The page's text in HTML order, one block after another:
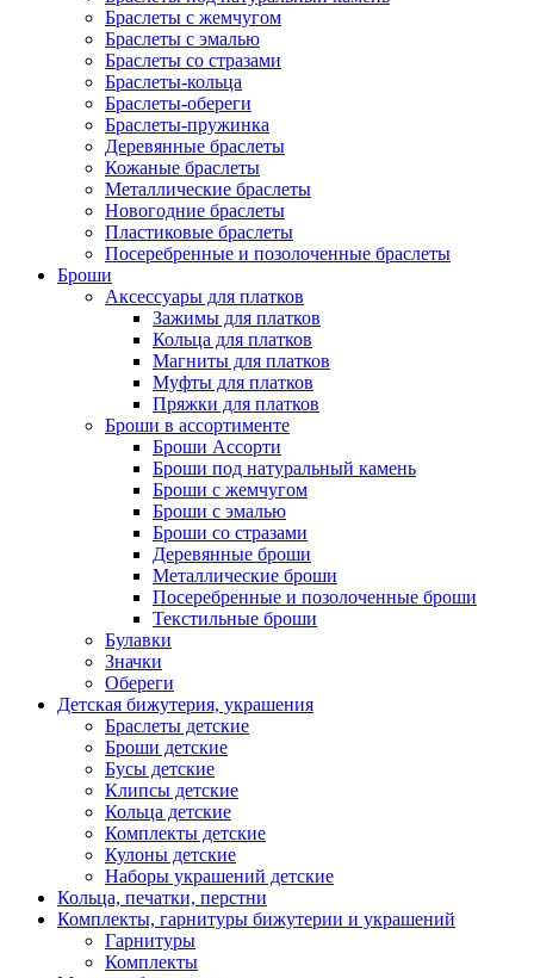
Браслеты с жемчугом
Браслеты с эмалью
Браслеты со стразами
Браслеты-кольца
Браслеты-обереги
Браслеты-пружинка
Деревянные браслеты
Кожаные браслеты
Металлические браслеты
Новогодние браслеты
Пластиковые браслеты
Посеребренные и позолоченные браслеты
Броши
Аксессуары для платков
Зажимы для платков
Кольца для платков
Магниты для платков
Муфты для платков
Пряжки для платков
Броши в ассортименте
Броши Ассорти
Броши под натуральный камень
Броши с жемчугом
Броши с эмалью
Броши со стразами
Деревянные броши
Металлические броши
Посеребренные и позолоченные броши
Текстильные броши
Булавки
Значки
Обереги
Детская бижутерия, украшения
Браслеты детские
Броши детские
Бусы детские
Клипсы детские
Кольца детские
Комплекты детские
Кулоны детские
Наборы украшений детские
Кольца, печатки, перстни
Комплекты, гарнитуры бижутерии и украшений
Гарнитуры
Комплекты